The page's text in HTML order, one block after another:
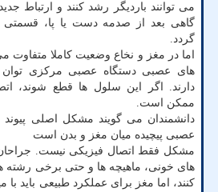
می توانند باردیگر رشد کنند و ارتباط
گاهی بعد از صدمه دست یا پا،
گردد.
اما در مغز و نخاع وضعیت کاملا متفاوت
های عصبی دستگاه عصبی مرکزی توان
دارند. اگر این سلول ها قطع شوند،
ممکن است.
دانشمندان می گویند مشکل اصلی پیوند
عصبی پیچیده میان مغز و بدن است
مشکل فقط اتصال فیزیکی نیست.
های خونی، ماهیچه ها و حتی برخی
کنند، اما مغز برای عملکرد طبیعی باید با